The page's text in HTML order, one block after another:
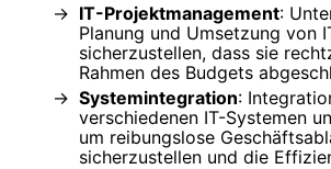
IT-Projektmanagement:
Planung und Umsetzung von
sicherzustellen, dass sie
Rahmen des Budgets
Systemintegration:
verschiedenen IT-Systemen
um reibungslose
sicherzustellen und die